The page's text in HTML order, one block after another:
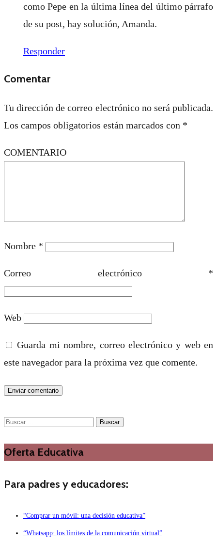
como Pepe en la última línea del último párrafo
de su post, hay solución, Amanda.
Responder
Comentar
Tu dirección de correo electrónico no será publicada.
Los campos obligatorios están marcados con *
COMENTARIO
Nombre *
Correo electrónico *
Web
Guarda mi nombre, correo electrónico y web en
este navegador para la próxima vez que comente.
Buscar:
Oferta Educativa
Para padres y educadores:
“Comprar un móvil: una decisión educativa”
“Whatsapp: los límites de la comunicación virtual”